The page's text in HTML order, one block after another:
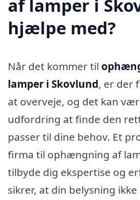
af lamper i
hjælpe med?
Når det kommer til
lamper i Skovlund, er der
at overveje, og det kan
udfordring at finde den
passer til dine behov. Et
firma til ophængning af
tilbyde dig ekspertise og
sikrer, at din belysning